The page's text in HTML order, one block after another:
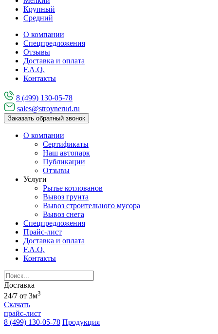
Крупный
Средний
О компании
Спецпредложения
Отзывы
Доставка и оплата
F.A.Q.
Контакты
8 (499) 130-05-78
sales@stroynerud.ru
Заказать обратный звонок
О компании
Сертификаты
Наш автопарк
Публикации
Отзывы
Услуги
Рытье котлованов
Вывоз грунта
Вывоз строительного мусора
Вывоз снега
Спецпредложения
Прайс-лист
Доставка и оплата
F.A.Q.
Контакты
Доставка
24/7 от 3м3
Скачать
прайс-лист
8 (499) 130-05-78 Продукция